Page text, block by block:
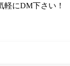
にDM下さい！